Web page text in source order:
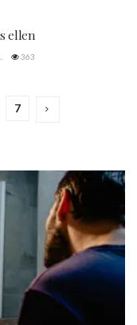
ellen
363
7